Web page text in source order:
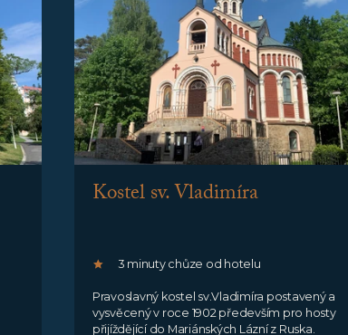
Kostel sv. Vladimíra
3 minuty chůze od hotelu
Pravoslavný kostel sv.Vladimíra postavený a
vysvěcený v roce 1902 především pro hosty
přijíždějící do Mariánských Lázní z Ruska.